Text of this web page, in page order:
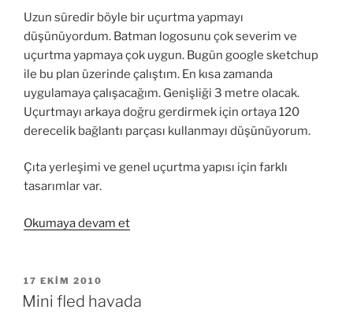
Uzun süredir böyle bir uçurtma yapmayı
düşünüyordum. Batman logosunu çok severim ve
uçurtma yapmaya çok uygun. Bugün google sketchup
ile bu plan üzerinde çalıştım. En kısa zamanda
uygulamaya çalışacağım. Genişliği 3 metre olacak.
Uçurtmayı arkaya doğru gerdirmek için ortaya 120
derecelik bağlantı parçası kullanmayı düşünüyorum.
Çıta yerleşimi ve genel uçurtma yapısı için farklı
tasarımlar var.
Okumaya devam et“Yarasa
YAYIM
TARIHI
17 EKIM 2010
Mini fled havada